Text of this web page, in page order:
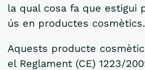
la qual cosa fa que estigui
ús en productes cosmètics.
Aquests producte
el Reglament (CE) 1223/